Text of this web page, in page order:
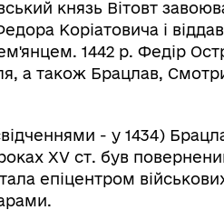
князь Вітовт
Коріатовича і
1442 р. Федір
а також Брацлав,
- у 1434)
XV ст. був
епіцентром